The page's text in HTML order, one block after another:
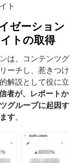
ト
ゼーション
トの取得
は、コンテンツグ
ーチし、惹きつけ
解説として役に立
者が、レポートか
グループに起因す
す。